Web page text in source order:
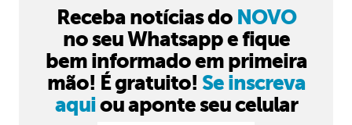
Receba notícias do NOVO
no seu Whatsapp e fique
bem informado em primeira
mão! É gratuito! Se inscreva
aquiou aponte seu celular